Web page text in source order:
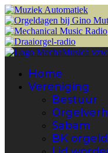
Home
Vereniging
Bestuur
Sabam
BK